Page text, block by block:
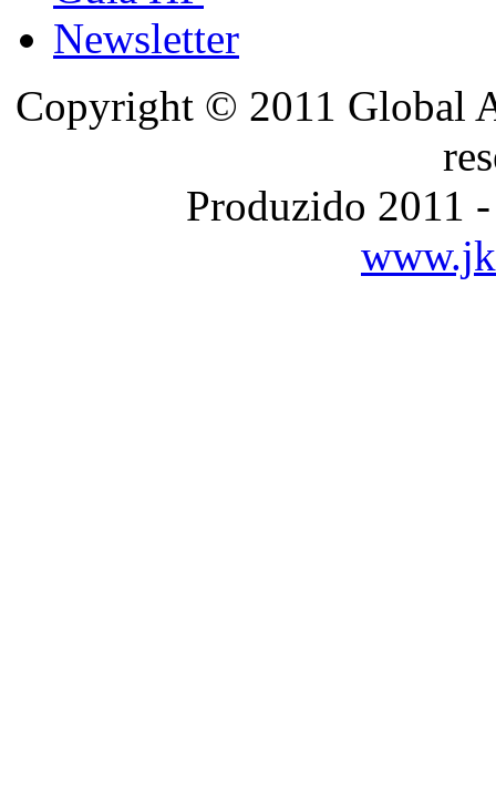
Newsletter
Copyright © 2011 Global
Produzido 2011